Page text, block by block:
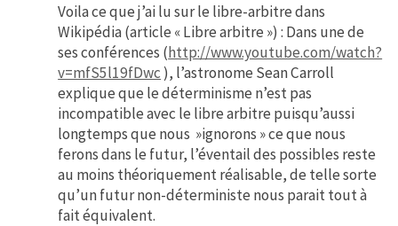
Voila ce que j’ai lu sur le libre-arbitre dans
Wikipédia (article « Libre arbitre ») : Dans une de
ses conférences (http://www.youtube.com/watch?
v=mfS5l19fDwc ), l’astronome Sean Carroll
explique que le déterminisme n’est pas
incompatible avec le libre arbitre puisqu’aussi
longtemps que nous »ignorons » ce que nous
ferons dans le futur, l’éventail des possibles reste
au moins théoriquement réalisable, de telle sorte
qu’un futur non-déterministe nous parait tout à
fait équivalent.